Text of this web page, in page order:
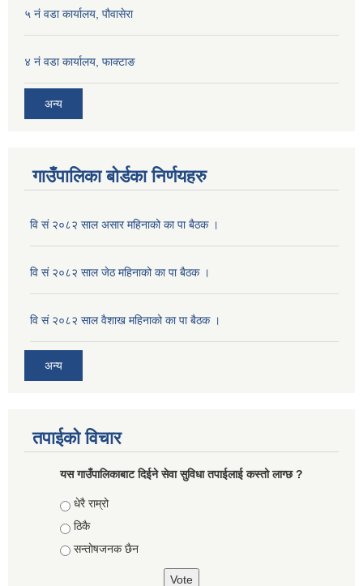
५ नं वडा कार्यालय, पौवासेरा
४ नं वडा कार्यालय, फाक्टाङ
अन्य
गाउँपालिका बोर्डका निर्णयहरु
वि सं २०८२ साल असार महिनाको का पा बैठक ।
वि सं २०८२ साल जेठ महिनाको का पा बैठक ।
वि सं २०८२ साल वैशाख महिनाको का पा बैठक ।
अन्य
तपाईको विचार
यस गाउँपालिकाबाट दिईने सेवा सुविधा तपाईलाई कस्तो लाग्छ ?
Choices
धेरै राम्रो
ठिकै
सन्तोषजनक छैन